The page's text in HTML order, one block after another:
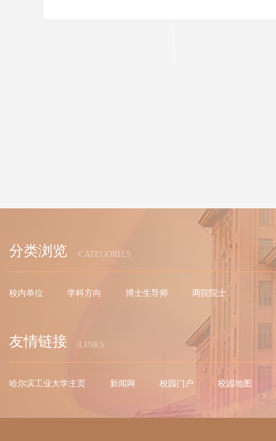
分类浏览 /CATEGORIES
校内单位 学科方向 博士生导师 两院院士
友情链接 /LINKS
哈尔滨工业大学主页 新闻网 校园门户 校园地图